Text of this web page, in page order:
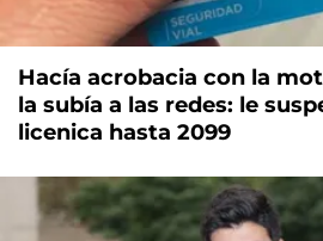
Hacía acrobacia con la
la subía a las redes: le
licenica hasta 2099